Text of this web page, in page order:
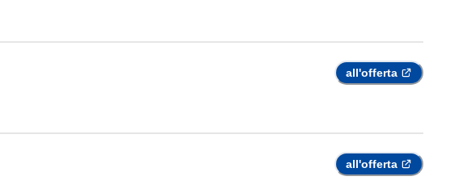
all'offerta
all'offerta